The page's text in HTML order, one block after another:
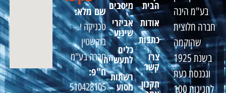
בע"מ הינה
חברה חלוצית
שהוקמה
בשנת 1925
ונכנסת כעת
לחגיגות 100
הבית
אודות
כתבות
צרו
קשר
תקנון
מיסבים
אביזרי
שינוע
כלים
לתעשייה
רשתות
מסוע
שם מלא:
טכניקה י.
בוקשטין
חברה בע"מ
ח"פ:
510428105